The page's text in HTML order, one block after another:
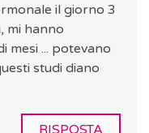
il giorno 3
mi hanno
mesi ... potevano
studi diano